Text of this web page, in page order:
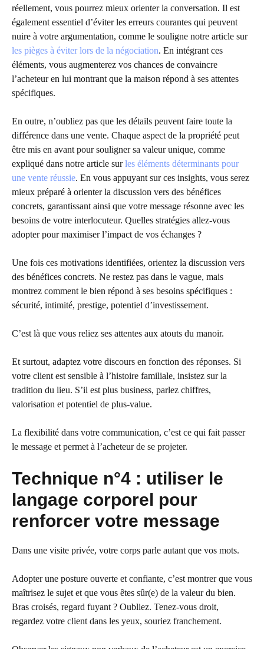
réellement, vous pourrez mieux orienter la conversation. Il est
également essentiel d’éviter les erreurs courantes qui peuvent
nuire à votre argumentation, comme le souligne notre article sur
les pièges à éviter lors de la négociation. En intégrant ces
éléments, vous augmenterez vos chances de convaincre
l’acheteur en lui montrant que la maison répond à ses attentes
spécifiques.
En outre, n’oubliez pas que les détails peuvent faire toute la
différence dans une vente. Chaque aspect de la propriété peut
être mis en avant pour souligner sa valeur unique, comme
expliqué dans notre article surles éléments déterminants pour
une vente réussie. En vous appuyant sur ces insights, vous serez
mieux préparé à orienter la discussion vers des bénéfices
concrets, garantissant ainsi que votre message résonne avec les
besoins de votre interlocuteur. Quelles stratégies allez-vous
adopter pour maximiser l’impact de vos échanges ?
Une fois ces motivations identifiées, orientez la discussion vers
des bénéfices concrets. Ne restez pas dans le vague, mais
montrez comment le bien répond à ses besoins spécifiques :
sécurité, intimité, prestige, potentiel d’investissement.
C’est là que vous reliez ses attentes aux atouts du manoir.
Et surtout, adaptez votre discours en fonction des réponses. Si
votre client est sensible à l’histoire familiale, insistez sur la
tradition du lieu. S’il est plus business, parlez chiffres,
valorisation et potentiel de plus-value.
La flexibilité dans votre communication, c’est ce qui fait passer
le message et permet à l’acheteur de se projeter.
Technique n°4 : utiliser le
langage corporel pour
renforcer votre message
Dans une visite privée, votre corps parle autant que vos mots.
Adopter une posture ouverte et confiante, c’est montrer que vous
maîtrisez le sujet et que vous êtes sûr(e) de la valeur du bien.
Bras croisés, regard fuyant ? Oubliez. Tenez-vous droit,
regardez votre client dans les yeux, souriez franchement.